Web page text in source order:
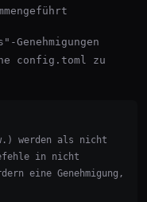
config.toml zu
werden als nicht
in nicht
eine Genehmigung,